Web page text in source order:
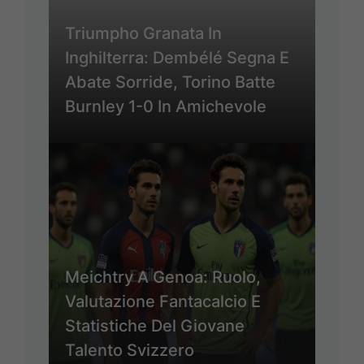
Triumpho Granata In
Inghilterra: Dembélé Segna E
Abate Sorride, Torino Batte
Burnley 1-0 In Amichevole
Meichtry A Genoa: Ruolo,
Valutazione Fantacalcio E
Statistiche Del Giovane
Talento Svizzero